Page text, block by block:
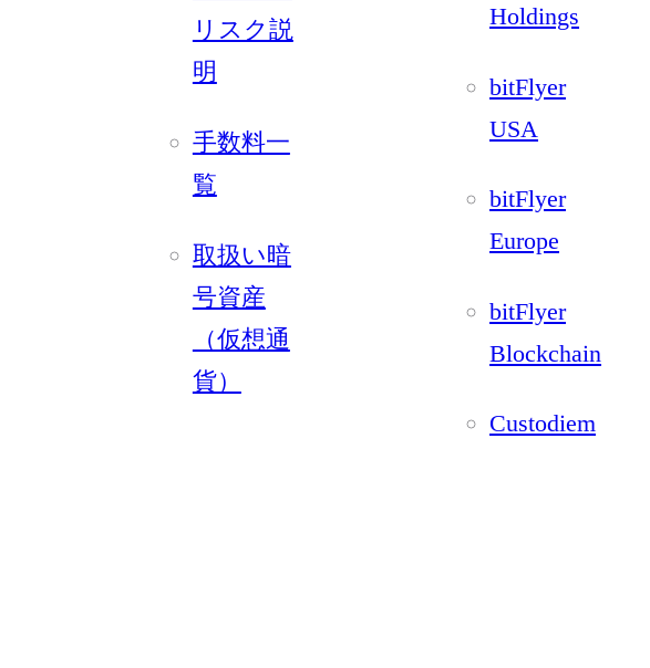
リスク説
明
手数料一
覧
取扱い暗
号資産
（仮想通
貨）
Holdings
bitFlyer
USA
bitFlyer
Europe
bitFlyer
Blockchain
Custodiem